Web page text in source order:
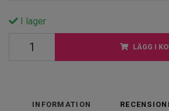
I lager
LÄGG I
INFORMATION